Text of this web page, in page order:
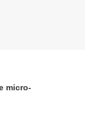
micro-